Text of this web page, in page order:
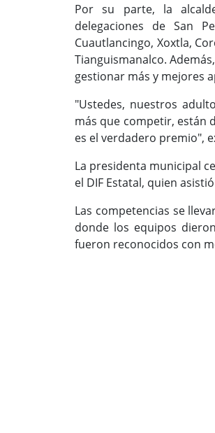
Por su parte, la
delegaciones de San
Cuautlancingo, Xoxtla,
Tianguismanalco.
gestionar más y mejores
"Ustedes, nuestros
más que competir, están
es el verdadero premio",
La presidenta municipal
el DIF Estatal, quien
Las competencias se
donde los equipos
fueron reconocidos con